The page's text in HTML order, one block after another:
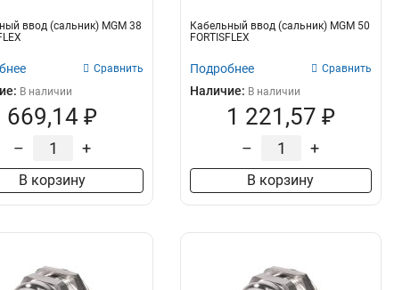
ввод (сальник) MGM 38
Сравнить
В наличии
669,14 ₽
– +
В корзину
Кабельный ввод (сальник) MGM 50
FORTISFLEX
Подробнее Сравнить
Наличие: В наличии
1 221,57 ₽
– +
В корзину